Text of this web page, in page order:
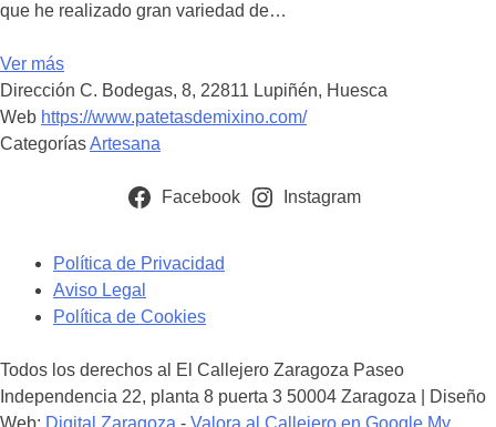
que he realizado gran variedad de…
Ver más
Dirección C. Bodegas, 8, 22811 Lupiñén, Huesca
Web https://www.patetasdemixino.com/
CategoríasArtesana
Facebook Instagram
Política de Privacidad
Aviso Legal
Política de Cookies
Todos los derechos al El Callejero Zaragoza Paseo
Independencia 22, planta 8 puerta 3 50004 Zaragoza | Diseño